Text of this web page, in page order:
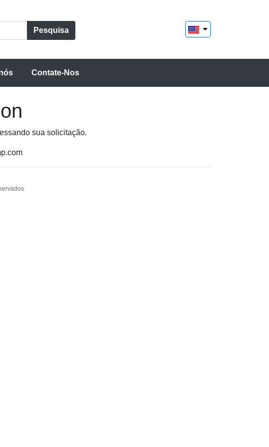
Pesquisa
Contate-Nos
sua solicitação.